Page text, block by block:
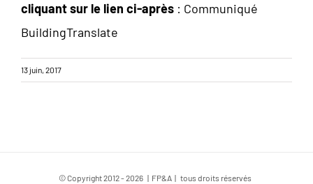
cliquant sur le lien ci-après : Communiqué
BuildingTranslate
13 juin, 2017
© Copyright 2012 -2026 | FP&A | tous droits réservés